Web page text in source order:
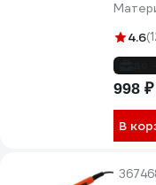
4.6
998 ₽
В